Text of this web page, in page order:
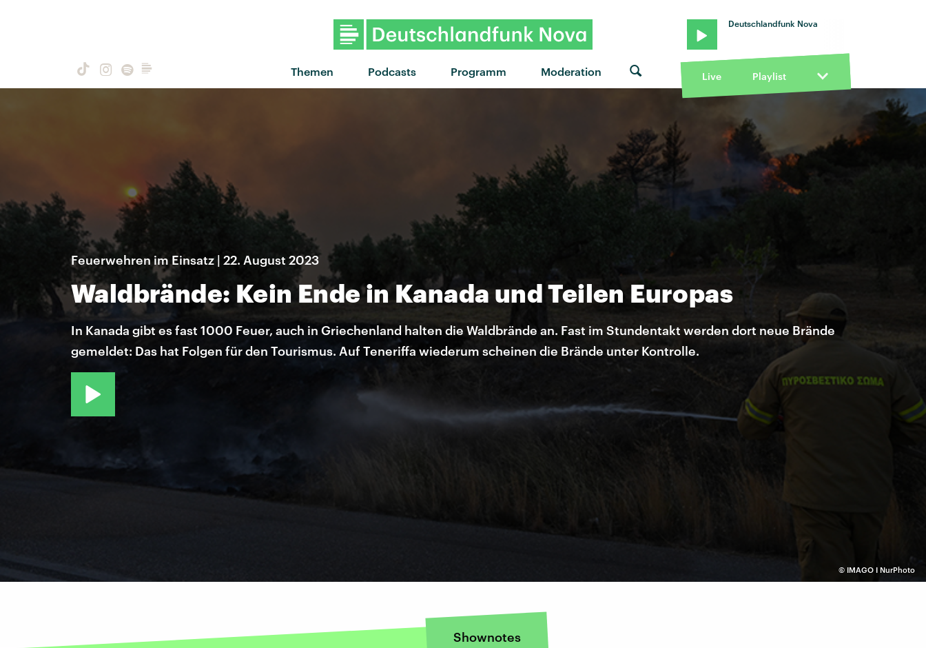
Themen Podcasts Programm Moderation
Deutschlandfunk Nova
Live Playlist
© IMAGO I NurPhoto
Feuerwehren im Einsatz | 22. August 2023
Waldbrände: Kein Ende in Kanada und Teilen Europas
In Kanada gibt es fast 1000 Feuer, auch in Griechenland halten die Waldbrände an. Fast im Stundentakt werden dort neue Brände
gemeldet: Das hat Folgen für den Tourismus. Auf Teneriffa wiederum scheinen die Brände unter Kontrolle.
Shownotes